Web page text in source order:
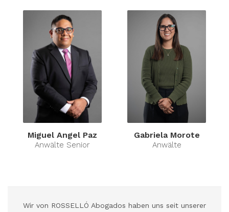
Miguel Angel Paz
Anwälte Senior
Gabriela Morote
Anwälte
Wir von ROSSELLÓ Abogados haben uns seit unserer